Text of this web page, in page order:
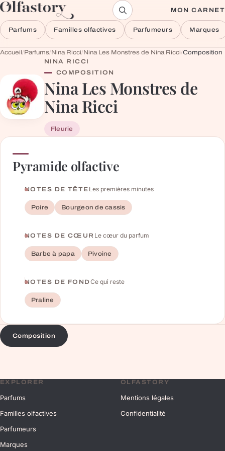
Aller au contenu MON CARNET
Parfums Familles olfactives Parfumeurs Marques
Accueil/Parfums/Nina Ricci/Nina Les Monstres de Nina Ricci/Composition
NINA RICCI
COMPOSITION
Nina Les Monstres de
Nina Ricci
Fleurie
Pyramide olfactive
NOTES DE TÊTE Les premières minutes
Poire Bourgeon de cassis
NOTES DE CŒUR Le cœur du parfum
Barbe à papa Pivoine
NOTES DE FONDCe qui reste
Praline
Composition
EXPLORER
Parfums
Familles olfactives
Parfumeurs
Marques
OLFASTORY
Mentions légales
Confidentialité